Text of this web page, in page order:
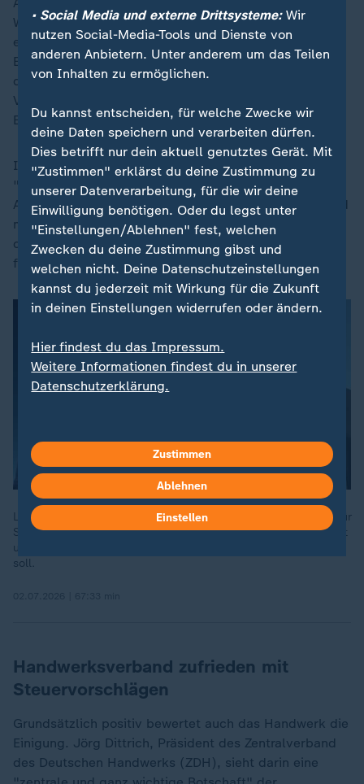
Wirtschaftsforschung (DIW), Marcel Fratzscher,
erkennt "eine Reihe von guten und sinnvollen
Elementen". Positiv hebt er den Bürokratieabbau sowie
die Ziele beim Wohnungsbau hervor. Allerdings sei der
Vorstoß nicht wirklich gerecht, bemängelt Fratzscher.
Er habe eine soziale Schieflage.
ING-Chefvolkswirt Carsten Brzeski lobt die
"Entschlackung der Bürokratie", einen flexibleren
Arbeitsmarkt und Steuererleichterungen für untere und
mittlere Einkommen. Ihm fehle aber weiterhin eine
deutliche Strategie für langfristig bezahlbare Energie
für Verbraucher und Unternehmen.
Lange hat die Regierung nach Kompromissen gesucht, etwa für
Steuer- und Rentenreform. Jetzt hat sich die Koalition geeinigt
und stellt ihre Pläne vor. ZDFheute live zeigt, was sich ändern
soll.
Handwerksverband zufrieden mit
Steuervorschlägen
Grundsätzlich positiv bewertet auch das Handwerk die
Einigung. Jörg Dittrich, Präsident des Zentralverband
des Deutschen Handwerks (ZDH), sieht darin eine
• Social Media und externe Drittsysteme:Wir
nutzen Social-Media-Tools und Dienste von
anderen Anbietern. Unter anderem um das Teilen
von Inhalten zu ermöglichen.
Du kannst entscheiden, für welche Zwecke wir
deine Daten speichern und verarbeiten dürfen.
Dies betrifft nur dein aktuell genutztes Gerät. Mit
"Zustimmen" erklärst du deine Zustimmung zu
unserer Datenverarbeitung, für die wir deine
Einwilligung benötigen. Oder du legst unter
"Einstellungen/Ablehnen" fest, welchen
Zwecken du deine Zustimmung gibst und
welchen nicht. Deine Datenschutzeinstellungen
kannst du jederzeit mit Wirkung für die Zukunft
in deinen Einstellungen widerrufen oder ändern.
Hier findest du das Impressum.
Weitere Informationen findest du in unserer
Datenschutzerklärung.
Zustimmen
Ablehnen
Einstellen